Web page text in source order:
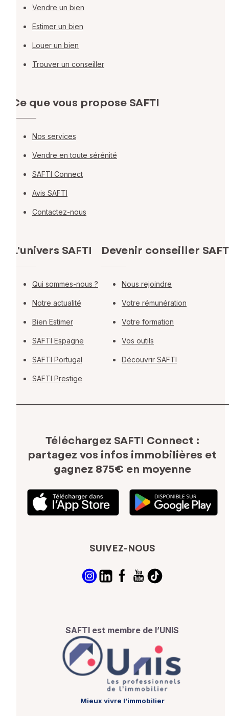
Vendre un bien
Estimer un bien
Louer un bien
Trouver un conseiller
Ce que vous propose SAFTI
Nos services
Vendre en toute sérénité
SAFTI Connect
Avis SAFTI
Contactez-nous
L'univers SAFTI
Qui sommes-nous ?
Notre actualité
Bien Estimer
SAFTI Espagne
SAFTI Portugal
SAFTI Prestige
Devenir conseiller
Nous rejoindre
Votre rémunération
Votre formation
Vos outils
Découvrir SAFTI
Téléchargez SAFTI Connect :
partagez vos infos immobilières et
gagnez 875€ en moyenne
SUIVEZ-NOUS
SAFTI est membre de l’UNIS
Mieux vivre l’immobilier